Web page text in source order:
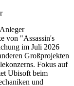
von "Assassin's
im Juli 2026
Großprojekten
Fokus auf
Ubisoft beim
und